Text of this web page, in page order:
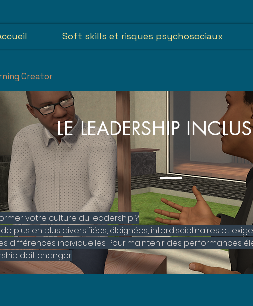
Soft skills et risques psychosociaux
Creator
LE LEADERSHIP
votre culture du leadership ?
plus en plus diversifiées, éloignées, interdisciplinaires et
différences individuelles. Pour maintenir des performances
doit changer.